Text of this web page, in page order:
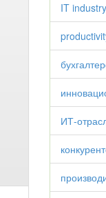
IT industry
ИТ-